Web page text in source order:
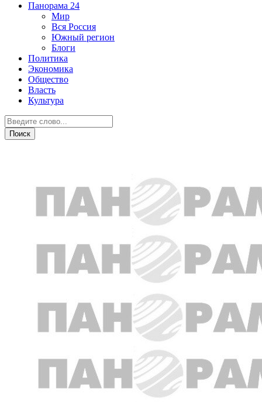
Панорама 24
Мир
Вся Россия
Южный регион
Блоги
Политика
Экономика
Общество
Власть
Культура